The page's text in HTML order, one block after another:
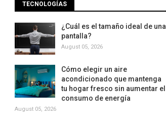
TECNOLOGÍAS
¿Cuál es el tamaño ideal de una
pantalla?
August 05, 2026
Cómo elegir un aire
acondicionado que mantenga
tu hogar fresco sin aumentar el
consumo de energía
August 05, 2026